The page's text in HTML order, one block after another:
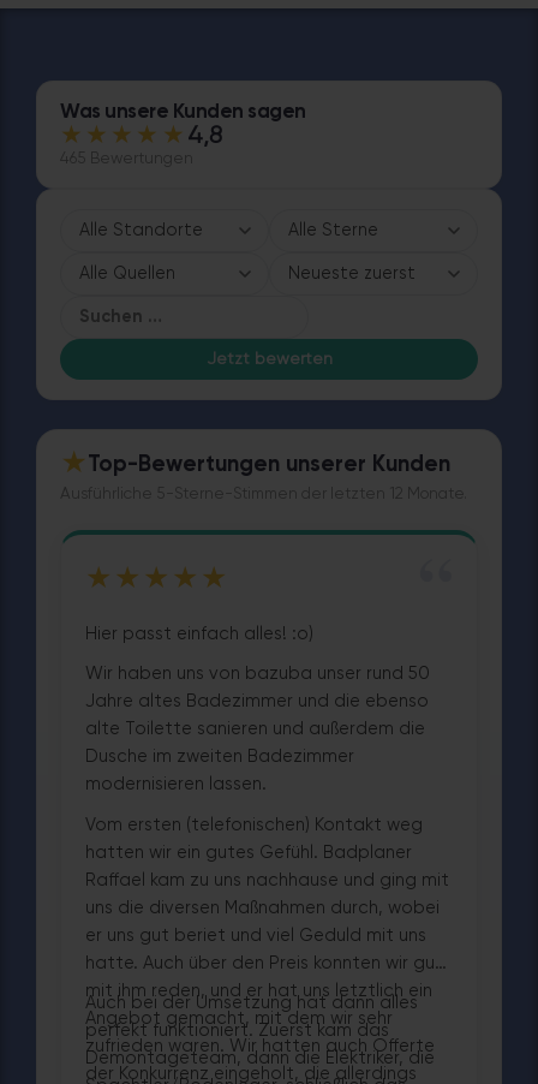
Was unsere Kunden sagen
★★★★★ 4,8
465 Bewertungen
Jetzt bewerten
★ Top-Bewertungen unserer Kunden
Ausführliche 5-Sterne-Stimmen der letzten 12 Monate.
★★★★★
Hier passt einfach alles! :o)
Wir haben uns von bazuba unser rund 50
Jahre altes Badezimmer und die ebenso
alte Toilette sanieren und außerdem die
Dusche im zweiten Badezimmer
modernisieren lassen.
Vom ersten (telefonischen) Kontakt weg
hatten wir ein gutes Gefühl. Badplaner
Raffael kam zu uns nachhause und ging mit
uns die diversen Maßnahmen durch, wobei
er uns gut beriet und viel Geduld mit uns
hatte. Auch über den Preis konnten wir gut
mit ihm reden, und er hat uns letztlich ein
Angebot gemacht, mit dem wir sehr
zufrieden waren. Wir hatten auch Offerte
der Konkurrenz eingeholt, die allerdings
Auch bei der Umsetzung hat dann alles
perfekt funktioniert. Zuerst kam das
Demontageteam, dann die Elektriker, die